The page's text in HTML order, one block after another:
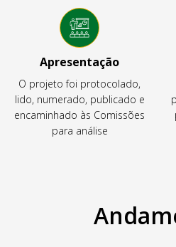
Apresentação
O projeto foi protocolado,
lido, numerado, publicado e
encaminhado às Comissões
para análise